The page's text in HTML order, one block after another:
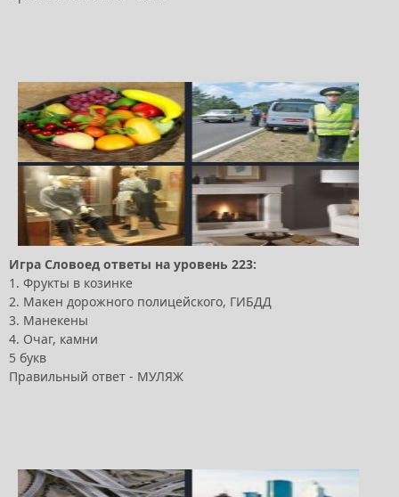
Игра Словоед ответы на уровень 223:
1. Фрукты в козинке
2. Макен дорожного полицейского, ГИБДД
3. Манекены
4. Очаг, камни
5 букв
Правильный ответ - МУЛЯЖ